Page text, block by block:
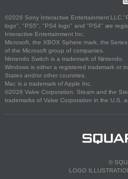
©2026 Sony Interactive Entertainment
logo", "PS5", "PS4 logo" and "PS4" are
Interactive Entertainment Inc.
Microsoft, the XBOX Sphere mark, the
of the Microsoft group of companies.
Nintendo Switch is a trademark of Nintendo.
Windows is either a registered trademark or
States and/or other countries.
Mac is a trademark of Apple Inc.
©2026 Valve Corporation. Steam and the
trademarks of Valve Corporation in the U.S.
©
LOGO